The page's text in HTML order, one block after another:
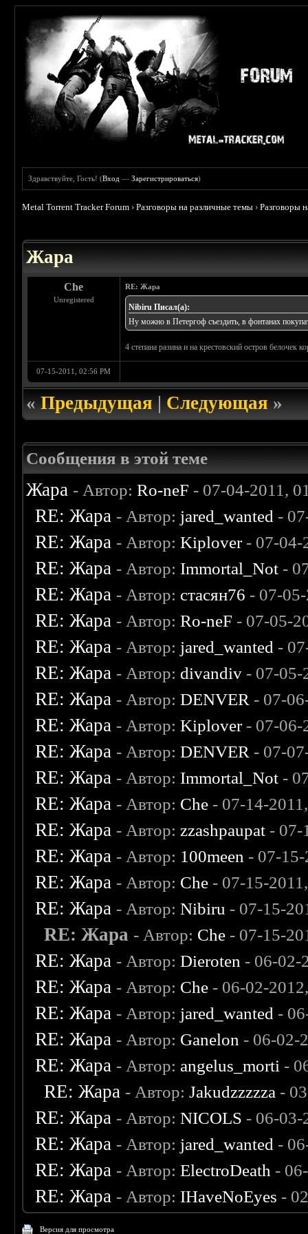
Здравствуйте, Гость! (Вход —Зарегистрироваться)
Metal Torrent Tracker Forum ›Разговоры на различные темы ›Разговоры
Жара
Che
Unregistered
RE: Жара
Nibiru Писал(а):
Ну можно в Петергоф съездить, в фонтанах
4 степана разина и на крестовский остров белочек
07-15-2011, 02:56 PM
«Предыдущая|Следующая»
Сообщения в этой теме
Жара - Автор:Ro-neF - 07-04-2011,
RE: Жара - Автор: jared_wanted -
RE: Жара - Автор:Kiplover- 07-04-
RE: Жара - Автор: Immortal_Not -
RE: Жара - Автор: стасян76 - 07-
RE: Жара - Автор:Ro-neF - 07-05-
RE: Жара - Автор: jared_wanted -
RE: Жара - Автор: divandiv - 07-05-
RE: Жара - Автор:DENVER - 07-
RE: Жара - Автор:Kiplover- 07-06-
RE: Жара - Автор:DENVER - 07-
RE: Жара - Автор: Immortal_Not -
RE: Жара - Автор: Che - 07-14-
RE: Жара - Автор: zzashpaupat - 07-
RE: Жара - Автор: 100meen - 07-
RE: Жара - Автор: Che - 07-15-
RE: Жара - Автор:Nibiru - 07-15-
RE: Жара - Автор: Che - 07-15-
RE: Жара - Автор:Dieroten - 06-02-
RE: Жара - Автор: Che - 06-02-
RE: Жара - Автор: jared_wanted -
RE: Жара - Автор: Ganelon - 06-02-
RE: Жара - Автор: angelus_morti -
RE: Жара - Автор:Jakudzzzzza -
RE: Жара - Автор:NICOLS - 06-
RE: Жара - Автор: jared_wanted -
RE: Жара - Автор:ElectroDeath -
RE: Жара - Автор: IHaveNoEyes -
Версия для просмотра